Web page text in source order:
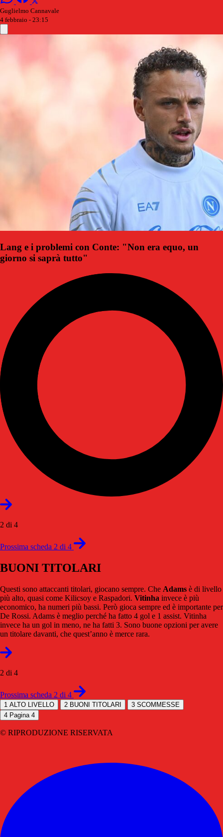
Guglielmo Cannavale
4 febbraio - 23:15
Lang e i problemi con Conte: "Non era equo, un
giorno si saprà tutto"
2 di 4
Prossima scheda 2 di 4
BUONI TITOLARI
Questi sono attaccanti titolari, giocano sempre. Che Adams è di livello
più alto, quasi come Kilicsoy e Raspadori. Vitinha invece è più
economico, ha numeri più bassi. Però gioca sempre ed è importante per
De Rossi. Adams è meglio perché ha fatto 4 gol e 1 assist. Vitinha
invece ha un gol in meno, ne ha fatti 3. Sono buone opzioni per avere
un titolare davanti, che quest’anno è merce rara.
2 di 4
Prossima scheda 2 di 4
1 ALTO LIVELLO 2 BUONI TITOLARI 3 SCOMMESSE
4 Pagina 4
© RIPRODUZIONE RISERVATA